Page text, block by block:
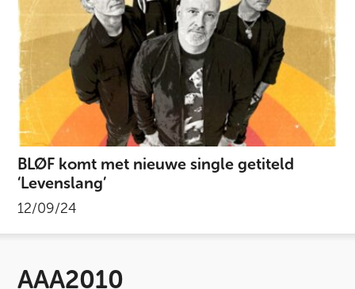
BLØF komt met nieuwe single getiteld
‘Levenslang’
12/09/24
AAA2010